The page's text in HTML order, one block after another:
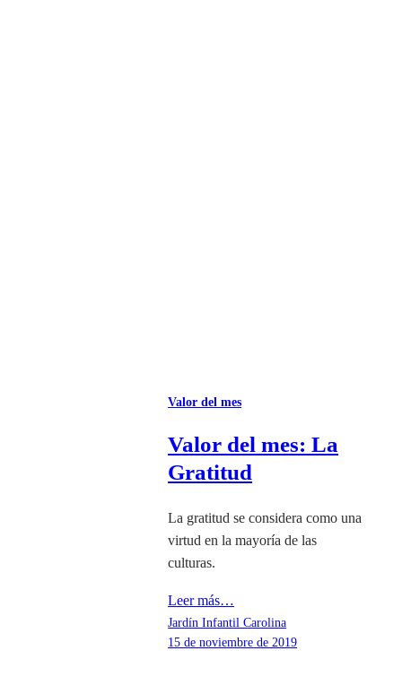
Valor del mes
Valor del mes: La
Gratitud
La gratitud se considera como una
virtud en la mayoría de las
culturas.
Leer más…
Jardín Infantil Carolina
15 de noviembre de 2019